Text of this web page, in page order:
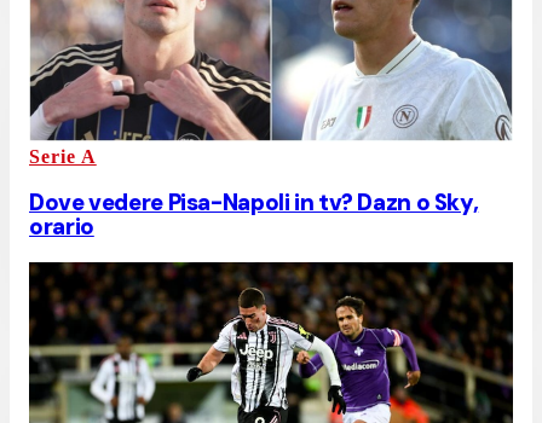
Serie A
Dove vedere Pisa-Napoli in tv? Dazn o Sky,
orario